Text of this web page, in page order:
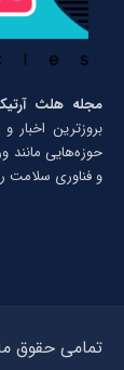
مجله هلث
بروزترین
حوزه‌هایی مانند
و فناوری